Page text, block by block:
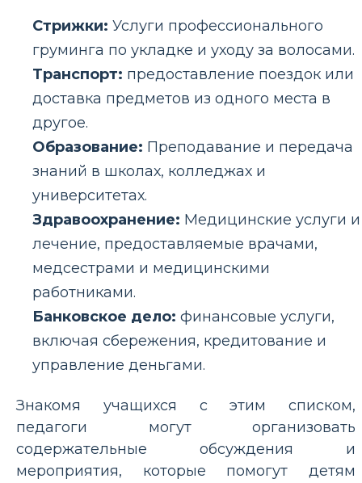
Стрижки: Услуги профессионального
груминга по укладке и уходу за волосами.
Транспорт: предоставление поездок или
доставка предметов из одного места в
другое.
Образование: Преподавание и передача
знаний в школах, колледжах и
университетах.
Здравоохранение: Медицинские услуги и
лечение, предоставляемые врачами,
медсестрами и медицинскими
работниками.
Банковское дело: финансовые услуги,
включая сбережения, кредитование и
управление деньгами.
Знакомя учащихся с этим списком,
педагоги могут организовать
содержательные обсуждения и
мероприятия, которые помогут детям